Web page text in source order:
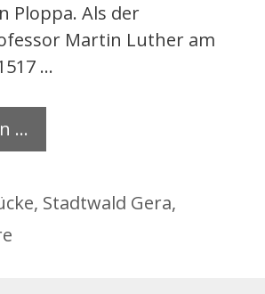
Ploppa. Als der
Martin Luther am
…
…
, Stadtwald Gera,